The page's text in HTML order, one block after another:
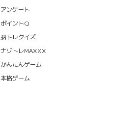
アンケート
ポイントQ
脳トレクイズ
ナゾトレMAXXX
かんたんゲーム
本格ゲーム